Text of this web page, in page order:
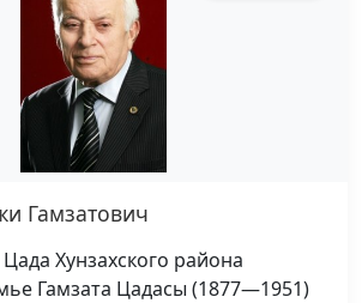
Гамзатович
Хунзахского района
Гамзата Цадасы (1877—1951)